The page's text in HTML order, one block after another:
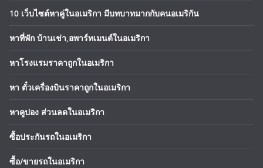
10 เว็บไซต์หาคู่ในอเมริกา มีบทบาทมากกับคนอเมริกัน
หาที่พัก บ้านเช่า,อพาร์ทเมนต์ในอเมริกา
หาโรงแรมราคาถูกในอเมริกา
หา ตั๋วเครื่องบินราคาถูกในอเมริกา
หาคูปอง ส่วนลดในอเมริกา
ซื้อประกันรถในอเมริกา
ซื้อ/ขายรถในอเมริกา